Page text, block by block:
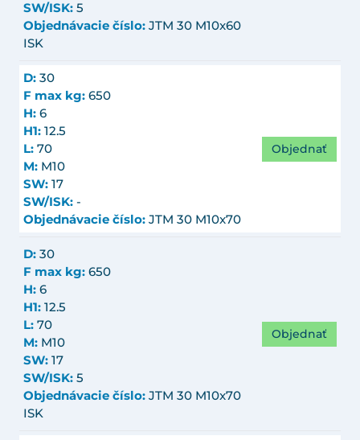
SW/ISK: 5
Objednávacie číslo: JTM 30 M10x60
ISK
D: 30
F max kg: 650
H: 6
H1: 12.5
L: 70
M: M10
SW: 17
SW/ISK: -
Objednávacie číslo: JTM 30 M10x70
Objednať
D: 30
F max kg: 650
H: 6
H1: 12.5
L: 70
M: M10
SW: 17
SW/ISK: 5
Objednávacie číslo: JTM 30 M10x70
ISK
Objednať